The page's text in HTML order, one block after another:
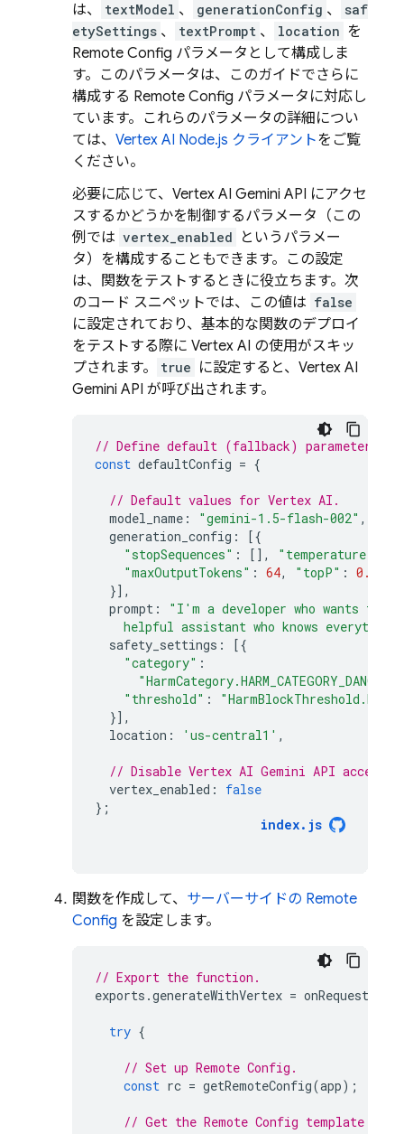
は、
textModel 、 generationConfig 、
saf
etySettings 、 textPrompt 、 location を
Remote Config パラメータとして構成しま
す。このパラメータは、このガイドでさらに
構成する Remote Config パラメータに対応し
ています。これらのパラメータの詳細につい
ては、 Vertex AI Node.js クライアントをご覧
ください。
必要に応じて、 Vertex AI Gemini API にアクセ
スするかどうかを制御するパラメータ（この
例では vertex_enabled
というパラメー
タ）を構成することもできます。この設定
は、関数をテストするときに役立ちます。次
のコード スニペットでは、この値は false
に設定されており、基本的な関数のデプロイ
をテストする際に Vertex AI の使用がスキッ
プされます。
true に設定すると、 Vertex AI
Gemini API が呼び出されます。
// Define default (fallback) parameter
const defaultConfig = {
// Default values for Vertex AI.
model_name : "gemini-1.5-flash-002" ,
generation_config :
[{
"stopSequences" : [], "temperature"
"maxOutputTokens" : 64, "topP" : 0.1
}],
prompt :
"I'm a developer who wants to
helpful assistant who knows
safety_settings :
[{
"category" :
"threshold" :
}],
location : 'us-central1' ,
// Disable Vertex AI Gemini API access
vertex_enabled :
false
};
index. js
関数を作成して、 サーバーサイドの Remote
Config を設定します。
// Export the function.
exports .generateWithVertex = onRequest
try {
// Set up Remote Config.
const rc = getRemoteConfig(app);
// Get the Remote Config template